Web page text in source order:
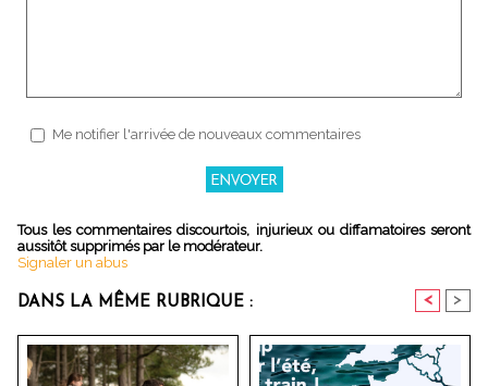
Me notifier l'arrivée de nouveaux commentaires
Tous les commentaires discourtois, injurieux ou diffamatoires seront
aussitôt supprimés par le modérateur.
Signaler un abus
DANS LA MÊME RUBRIQUE : < >